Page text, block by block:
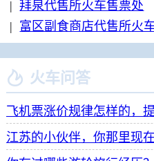
| 拜泉代售所火车售票处
| 富区副食商店代售所火
 火车问答
飞机票涨价规律怎样的，
江苏的小伙伴，你那里现